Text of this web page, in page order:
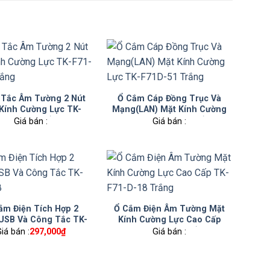
Âm Tường 2 Nút
Cường Lực TK-
D-02 Trắng
Giá bán :
Ổ Cắm Cáp Đồng Trục Và
Mạng(LAN) Mặt Kính Cường
Lực TK-F71D-51 Trắng
Giá bán :
Điện Tích Hợp 2
Và Công Tắc TK-
TT-A-48
bán :297,000₫
Ổ Cắm Điện Âm Tường Mặt
Kính Cường Lực Cao Cấp
TK-F71-D-18 Trắng
Giá bán :